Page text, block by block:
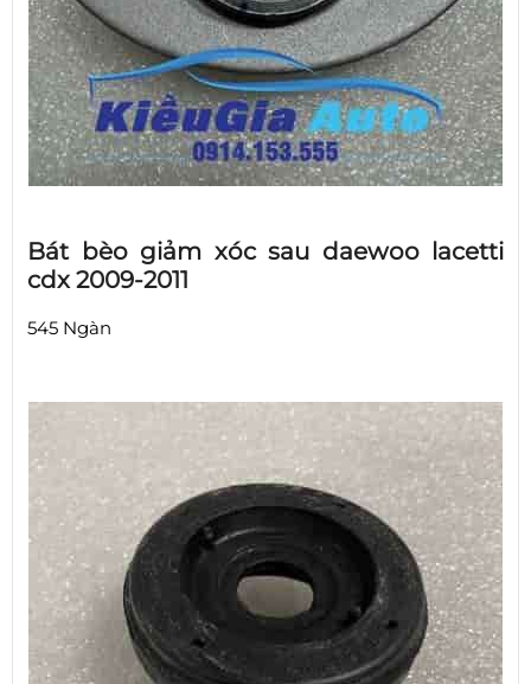
Bát bèo giảm xóc sau daewoo lacetti
cdx 2009-2011
545 Ngàn